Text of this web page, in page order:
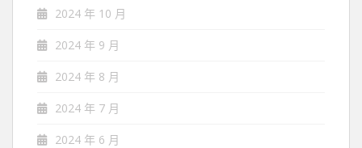
2024 年 10 月
2024 年 9 月
2024 年 8 月
2024 年 7 月
2024 年 6 月